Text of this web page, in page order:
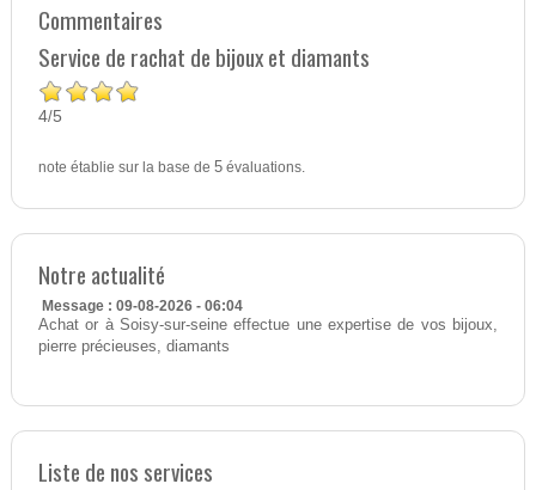
Commentaires
Service de rachat de bijoux et diamants
4/5
note établie sur la base de 5évaluations.
Notre actualité
Message : 09-08-2026 - 06:04
Achat or à Soisy-sur-seine effectue une expertise de vos bijoux,
pierre précieuses, diamants
Liste de nos services